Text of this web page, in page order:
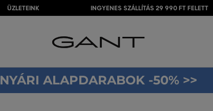
ÜZLETEINK INGYENES SZÁLLÍTÁS 29 990 FT FELETT
NYÁRI ALAPDARABOK -50% >>